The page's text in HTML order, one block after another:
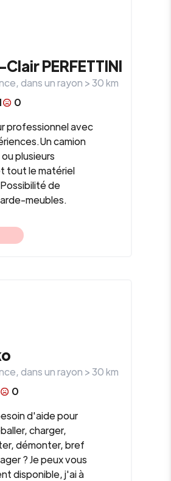
ClairPERFETTINI
, dans un rayon >30km
0
professionnel avec
camion
ou plusieurs
tout le matériel
de
meubles.
, dans un rayon >30km
0
d'aide pour
charger,
démonter, bref
? Je peux vous
disponible, j'ai à